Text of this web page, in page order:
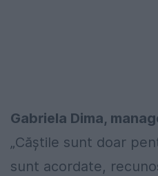
Gabriela Dima,
„Căștile sunt doar
sunt acordate,